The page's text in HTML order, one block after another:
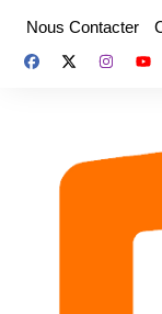
contenu
Nous Contacter